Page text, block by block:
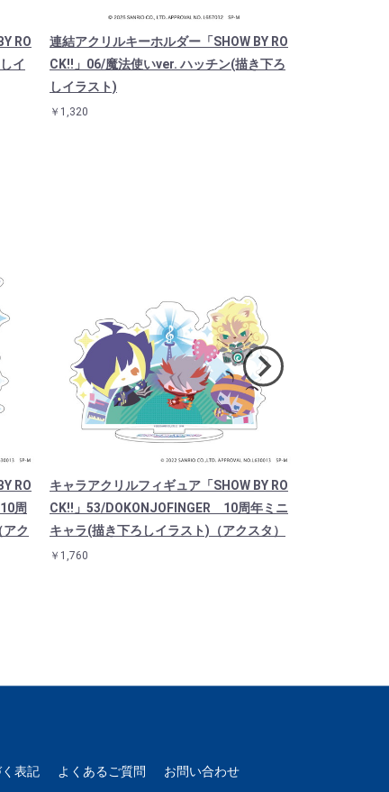
RO
イ
連結アクリルキーホルダー「SHOW BY RO
CK!!」06/魔法使いver. ハッチン(描き下ろ
しイラスト)
￥1,320
RO
周
ク
キャラアクリルフィギュア「SHOW BY RO
CK!!」53/DOKONJOFINGER 10周年ミニ
キャラ(描き下ろしイラスト)（アクスタ）
￥1,760
表記 よくあるご質問 お問い合わせ